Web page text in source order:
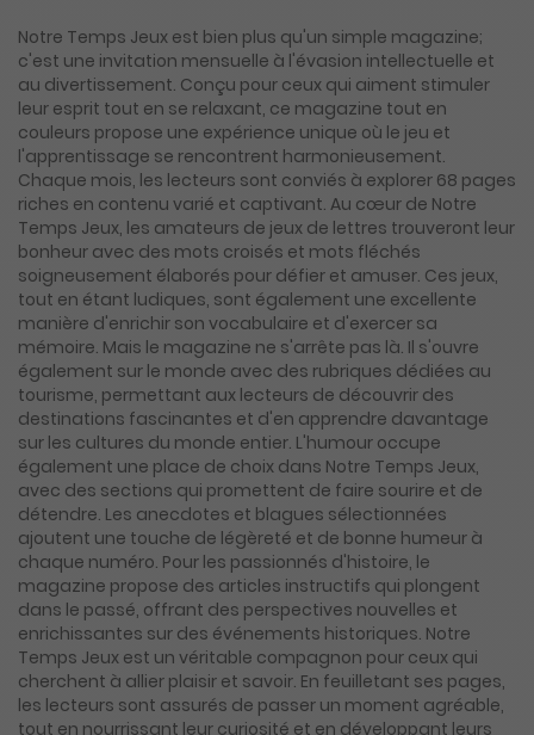
Notre Temps Jeux est bien plus qu'un simple magazine;
c'est une invitation mensuelle à l'évasion intellectuelle et
au divertissement. Conçu pour ceux qui aiment stimuler
leur esprit tout en se relaxant, ce magazine tout en
couleurs propose une expérience unique où le jeu et
l'apprentissage se rencontrent harmonieusement.
Chaque mois, les lecteurs sont conviés à explorer 68 pages
riches en contenu varié et captivant. Au cœur de Notre
Temps Jeux, les amateurs de jeux de lettres trouveront leur
bonheur avec des mots croisés et mots fléchés
soigneusement élaborés pour défier et amuser. Ces jeux,
tout en étant ludiques, sont également une excellente
manière d'enrichir son vocabulaire et d'exercer sa
mémoire. Mais le magazine ne s'arrête pas là. Il s'ouvre
également sur le monde avec des rubriques dédiées au
tourisme, permettant aux lecteurs de découvrir des
destinations fascinantes et d'en apprendre davantage
sur les cultures du monde entier. L'humour occupe
également une place de choix dans Notre Temps Jeux,
avec des sections qui promettent de faire sourire et de
détendre. Les anecdotes et blagues sélectionnées
ajoutent une touche de légèreté et de bonne humeur à
chaque numéro. Pour les passionnés d'histoire, le
magazine propose des articles instructifs qui plongent
dans le passé, offrant des perspectives nouvelles et
enrichissantes sur des événements historiques. Notre
Temps Jeux est un véritable compagnon pour ceux qui
cherchent à allier plaisir et savoir. En feuilletant ses pages,
les lecteurs sont assurés de passer un moment agréable,
tout en nourrissant leur curiosité et en développant leurs